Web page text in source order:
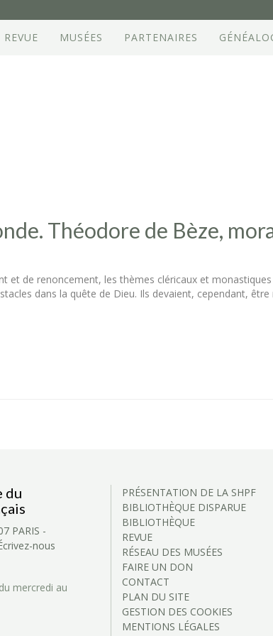
REVUE MUSÉES PARTENAIRES
Théodore de Bèze,
et de renoncement, les thèmes cléricaux et
dans la quête de Dieu. Ils devaient, cependant,
du
PARIS -
nous
mercredi au
PRÉSENTATION DE LA SHPF
BIBLIOTHÈQUE DISPARUE
BIBLIOTHÈQUE
REVUE
RÉSEAU DES MUSÉES
FAIRE UN DON
CONTACT
PLAN DU SITE
GESTION DES COOKIES
MENTIONS LÉGALES